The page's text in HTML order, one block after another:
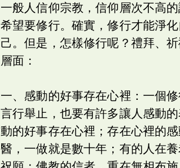
一般人信仰宗教，信仰層次不高
希望要修行。確實，修行才能淨
己。但是，怎樣修行呢？禮拜、
層面：
一、感動的好事存在心裡：一個
言行舉止，也要有許多讓人感動
動的好事存在心裡；存在心裡的
醫，一做就是數十年；有的人在